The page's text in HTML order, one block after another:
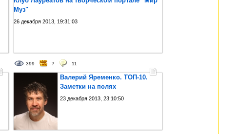
Муз"
26 декабря 2013, 19:31:03
399 7 11
Валерий Яременко. ТОП-10.
Заметки на полях
23 декабря 2013, 23:10:50